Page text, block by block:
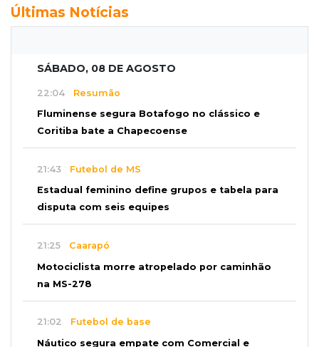
Últimas Notícias
SÁBADO, 08 DE AGOSTO
22:04 Resumão
Fluminense segura Botafogo no clássico e
Coritiba bate a Chapecoense
21:43 Futebol de MS
Estadual feminino define grupos e tabela para
disputa com seis equipes
21:25 Caarapó
Motociclista morre atropelado por caminhão
na MS-278
21:02 Futebol de base
Náutico segura empate com Comercial e